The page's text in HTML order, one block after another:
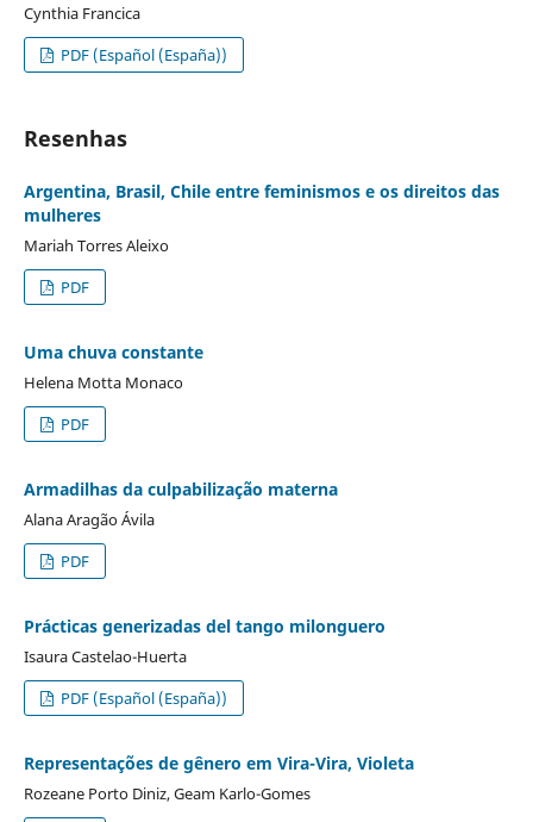
Cynthia Francica
PDF (Español (España))
Resenhas
Argentina, Brasil, Chile entre feminismos e os direitos das
mulheres
Mariah Torres Aleixo
PDF
Uma chuva constante
Helena Motta Monaco
PDF
Armadilhas da culpabilização materna
Alana Aragão Ávila
PDF
Prácticas generizadas del tango milonguero
Isaura Castelao-Huerta
PDF (Español (España))
Representações de gênero em Vira-Vira, Violeta
Rozeane Porto Diniz, Geam Karlo-Gomes